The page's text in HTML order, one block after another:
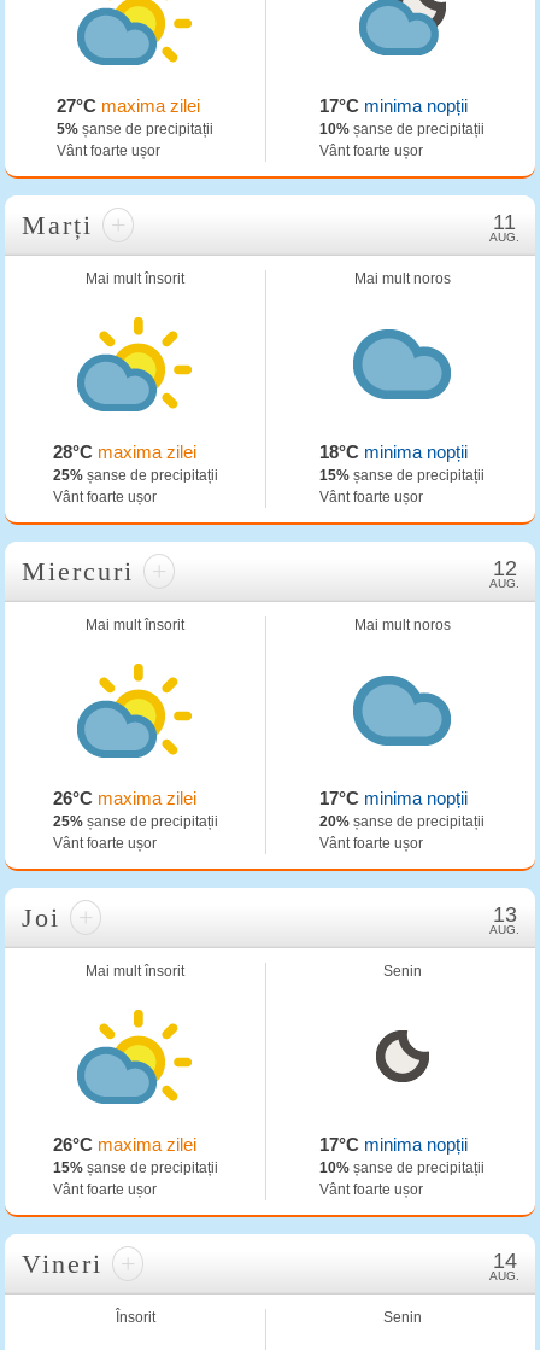
27°C maxima zilei
5% șanse de precipitații
Vânt foarte ușor
17°C minima nopții
10% șanse de precipitații
Vânt foarte ușor
Marți + 11
AUG.
Mai mult însorit
28°Cmaxima zilei
25%șanse de precipitații
Vânt foarte ușor
Mai mult noros
18°C minima nopții
15% șanse de precipitații
Vânt foarte ușor
Miercuri + 12
AUG.
Mai mult însorit
26°Cmaxima zilei
25%șanse de precipitații
Vânt foarte ușor
Mai mult noros
17°C minima nopții
20% șanse de precipitații
Vânt foarte ușor
Joi + 13
AUG.
Mai mult însorit
26°Cmaxima zilei
15%șanse de precipitații
Vânt foarte ușor
Senin
17°C minima nopții
10% șanse de precipitații
Vânt foarte ușor
Vineri + 14
AUG.
Însorit Senin